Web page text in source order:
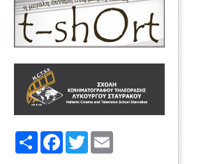
Share FacebookTwitter